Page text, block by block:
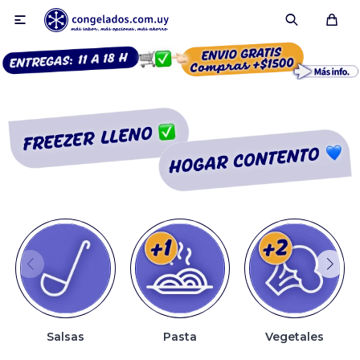

Salsas Pasta Vegetales
Smoothies
Fruta congelada
Pulpas
Pizzas